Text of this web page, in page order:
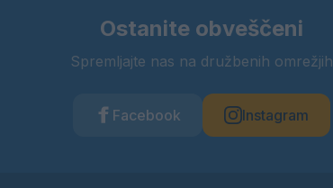
Ostanite obveščeni
Spremljajte nas na družbenih omrežjih
Facebook Instagram